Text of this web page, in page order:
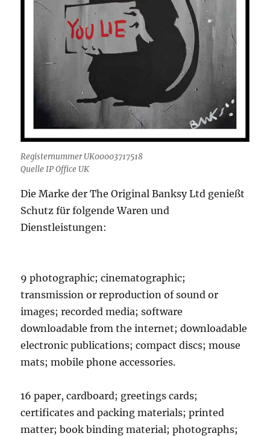
Registernummer UK00003717518
Quelle IP Office UK
Die Marke der The Original Banksy Ltd genießt
Schutz für folgende Waren und
Dienstleistungen:
9 photographic; cinematographic;
transmission or reproduction of sound or
images; recorded media; software
downloadable from the internet; downloadable
electronic publications; compact discs; mouse
mats; mobile phone accessories.
16 paper, cardboard; greetings cards;
certificates and packing materials; printed
matter; book binding material; photographs;